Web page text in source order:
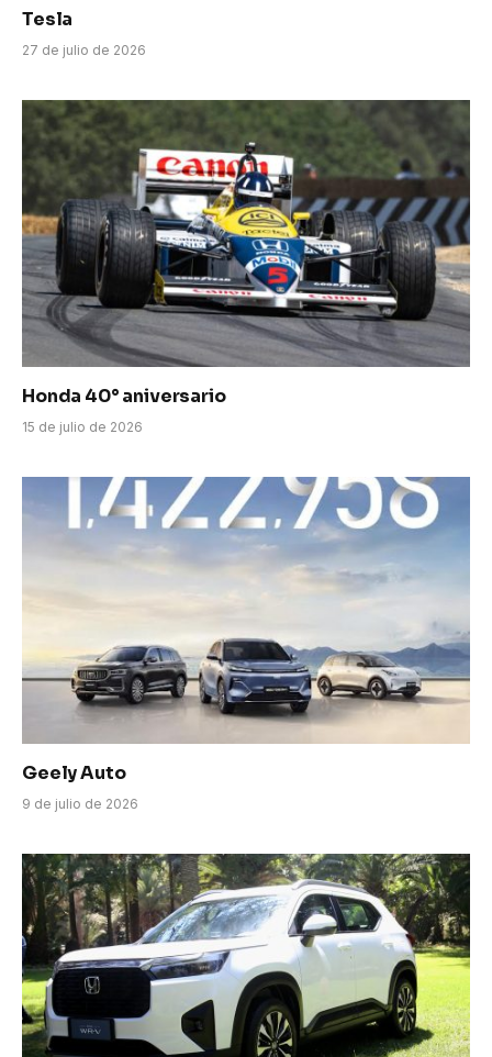
Tesla
27 de julio de 2026
Honda 40° aniversario
15 de julio de 2026
Geely Auto
9 de julio de 2026